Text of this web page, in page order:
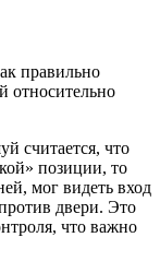
правильно
относительно
считается, что
позиции, то
мог видеть вход
двери. Это
что важно